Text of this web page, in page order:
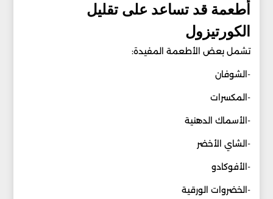
أطعمة قد تساعد على تقليل
الكورتيزول
تشمل بعض الأطعمة المفيدة:
-الشوفان
-المكسرات
-الأسماك الدهنية
-الشاي الأخضر
-الأفوكادو
-الخضروات الورقية